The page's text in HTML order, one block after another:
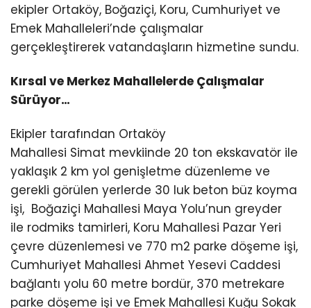
ekipler Ortaköy, Boğaziçi, Koru, Cumhuriyet ve
Emek Mahalleleri’nde çalışmalar
gerçekleştirerek vatandaşların hizmetine sundu.
Kırsal ve Merkez Mahallelerde Çalışmalar
Sürüyor…
Ekipler tarafından Ortaköy
Mahallesi Simat mevkiinde 20 ton ekskavatör ile
yaklaşık 2 km yol genişletme düzenleme ve
gerekli görülen yerlerde 30 luk beton büz koyma
işi, Boğaziçi Mahallesi Maya Yolu’nun greyder
ile rodmiks tamirleri, Koru Mahallesi Pazar Yeri
çevre düzenlemesi ve 770 m2 parke döşeme işi,
Cumhuriyet Mahallesi Ahmet Yesevi Caddesi
bağlantı yolu 60 metre bordür, 370 metrekare
parke döşeme işi ve Emek Mahallesi Kuğu Sokak